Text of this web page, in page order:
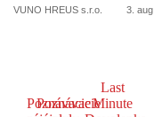
VUNO HREUS s.r.o. 3. aug
Poznávacie
Poznávacie
Last
Minute